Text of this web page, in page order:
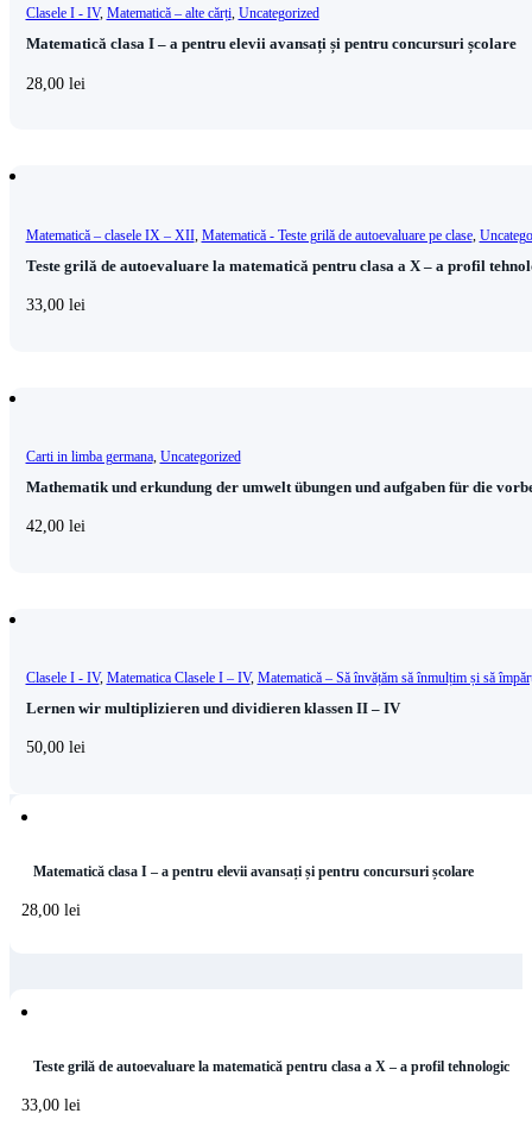
Clasele I - IV, Matematică – alte cărți, Uncategorized
Matematică clasa I – a pentru elevii avansați și pentru concursuri școlare
28,00 lei
Matematică – clasele IX – XII, Matematică - Teste grilă de autoevaluare pe clase,
Teste grilă de autoevaluare la matematică pentru clasa a X – a profil
33,00 lei
Carti in limba germana, Uncategorized
Mathematik und erkundung der umwelt übungen und aufgaben für die
42,00 lei
Clasele I - IV, Matematica Clasele I – IV, Matematică – Să învățăm să înmulțim și să
Lernen wir multiplizieren und dividieren klassen II – IV
50,00 lei
Matematică clasa I – a pentru elevii avansați și pentru concursuri școlare
28,00 lei
Teste grilă de autoevaluare la matematică pentru clasa a X – a profil tehnologic
33,00 lei